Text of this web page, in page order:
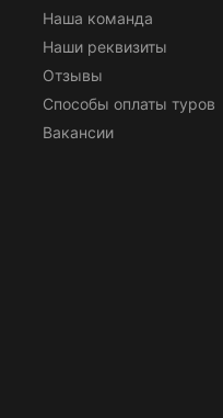
Наша команда
Наши реквизиты
Отзывы
Способы оплаты туров
Вакансии